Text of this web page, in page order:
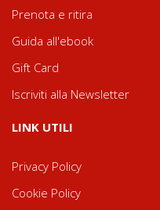
Prenota e ritira
Guida all'ebook
Gift Card
Iscriviti alla Newsletter
LINK UTILI
Privacy Policy
Cookie Policy